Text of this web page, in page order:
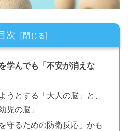
次
学んでも「不安が消えな
うとする「大人の脳」と、
児の脳」
守るための防衛反応」かも